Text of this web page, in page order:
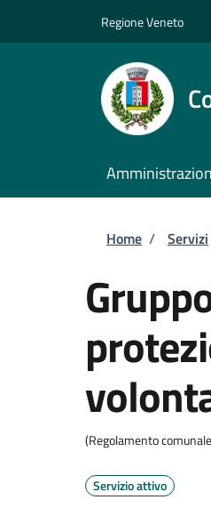
Regione Veneto
Home / Servizi
(Regolamento
Servizio attivo